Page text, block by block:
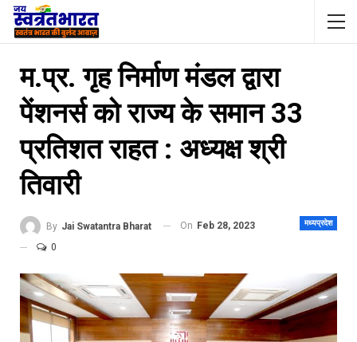
म.प्र. गृह निर्माण मंडल द्वारा
पेंशनर्स को राज्य के समान 33
प्रतिशत राहत : अध्यक्ष श्री
तिवारी
मध्यप्रदेश
By Jai Swatantra Bharat On Feb 28, 2023
0